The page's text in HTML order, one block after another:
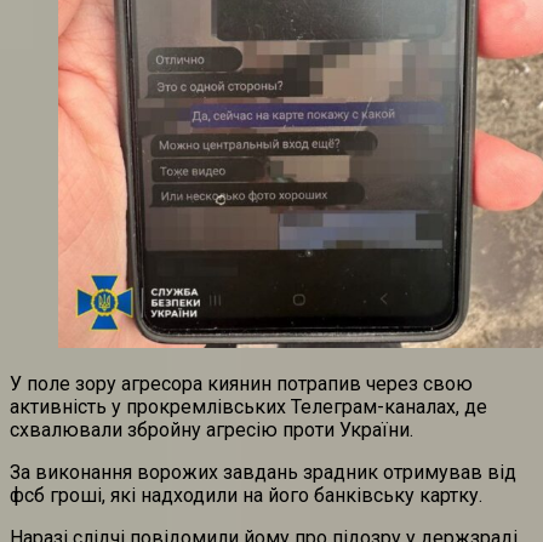
У поле зору агресора киянин потрапив через свою
активність у прокремлівських Телеграм-каналах, де
схвалювали збройну агресію проти України.
За виконання ворожих завдань зрадник отримував від
фсб гроші, які надходили на його банківську картку.